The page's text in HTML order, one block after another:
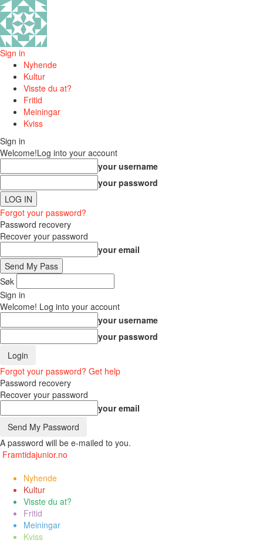
Sign in
Nyhende
Kultur
Visste du at?
Fritid
Meiningar
Kviss
Sign in
Welcome!Log into your account
your username
your password
Forgot your password?
Password recovery
Recover your password
your email
Søk
Sign in
Welcome! Log into your account
your username
your password
Forgot your password? Get help
Password recovery
Recover your password
your email
A password will be e-mailed to you.
Framtidajunior.no
Nyhende
Kultur
Visste du at?
Fritid
Meiningar
Kviss